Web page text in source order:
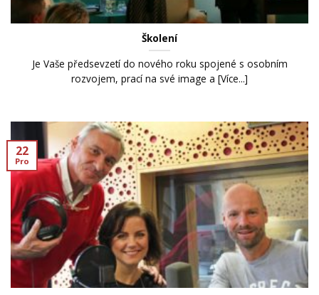
Školení
Je Vaše předsevzetí do nového roku spojené s osobním
rozvojem, prací na své image a [Více...]
22
Pro